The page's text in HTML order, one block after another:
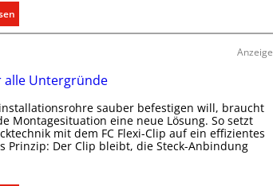
:
R
m
l
i
m
Anzeige
alle Untergründe
sauber befestigen will, braucht
Montagesituation eine neue Lösung. So setzt
mit dem FC Flexi-Clip auf ein effizientes
Prinzip: Der Clip bleibt, die Steck-Anbindung